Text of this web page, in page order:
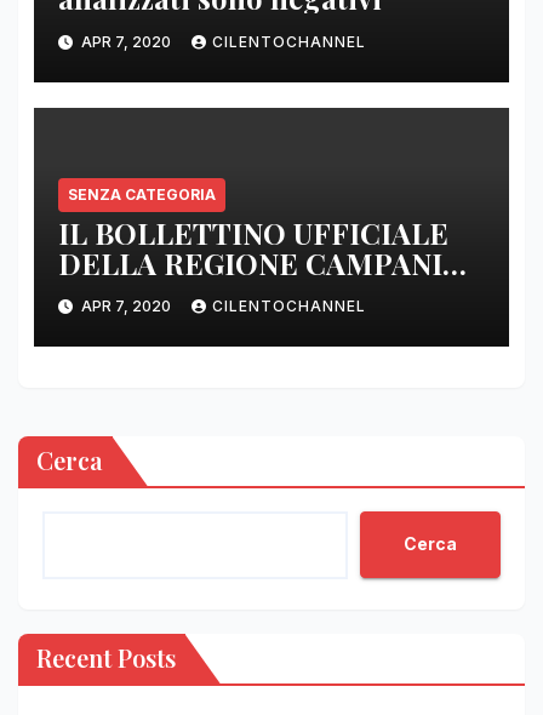
APR 7, 2020 CILENTOCHANNEL
SENZA CATEGORIA
IL BOLLETTINO UFFICIALE
DELLA REGIONE CAMPANIA
DELLE ORE 22.00
APR 7, 2020 CILENTOCHANNEL
Cerca
Cerca
Recent Posts